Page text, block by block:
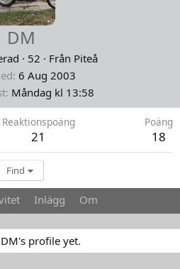
DM
· 52 · Från Piteå
6 Aug 2003
Måndag kl 13:58
Reaktionspoäng
21
Poäng
18
Find
Inlägg Om
profile yet.